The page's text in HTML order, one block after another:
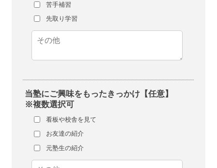
苦手補習
先取り学習
当塾にご興味をもったきっかけ【任意】
※複数選択可
看板や校舎を見て
お友達の紹介
元塾生の紹介